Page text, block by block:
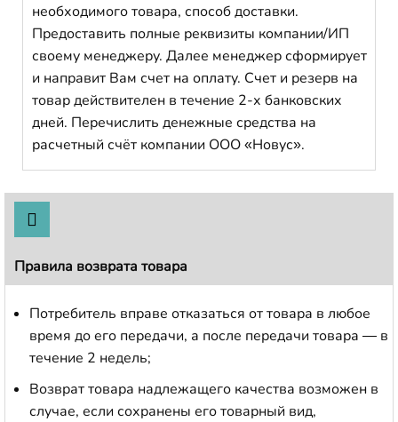
необходимого товара, способ доставки.
Предоставить полные реквизиты компании/ИП
своему менеджеру. Далее менеджер сформирует
и направит Вам счет на оплату. Счет и резерв на
товар действителен в течение 2-х банковских
дней. Перечислить денежные средства на
расчетный счёт компании ООО «Новус».
Правила возврата товара
Потребитель вправе отказаться от товара в любое
время до его передачи, а после передачи товара — в
течение 2 недель;
Возврат товара надлежащего качества возможен в
случае, если сохранены его товарный вид,